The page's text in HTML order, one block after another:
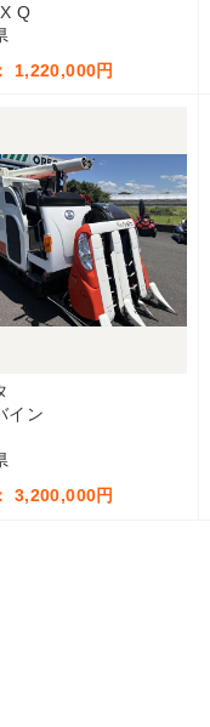
Q
1,220,000円
イン
3,200,000円